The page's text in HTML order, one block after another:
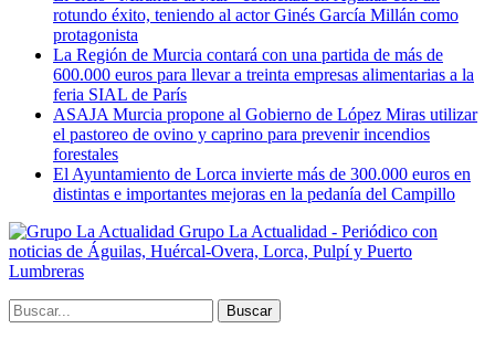
rotundo éxito, teniendo al actor Ginés García Millán como
protagonista
La Región de Murcia contará con una partida de más de
600.000 euros para llevar a treinta empresas alimentarias a la
feria SIAL de París
ASAJA Murcia propone al Gobierno de López Miras utilizar
el pastoreo de ovino y caprino para prevenir incendios
forestales
El Ayuntamiento de Lorca invierte más de 300.000 euros en
distintas e importantes mejoras en la pedanía del Campillo
Grupo La Actualidad - Periódico con
noticias de Águilas, Huércal-Overa, Lorca, Pulpí y Puerto
Lumbreras